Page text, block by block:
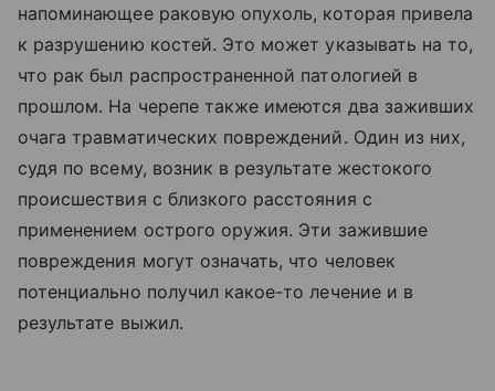
напоминающее раковую опухоль, которая привела
к разрушению костей. Это может указывать на то,
что рак был распространенной патологией в
прошлом. На черепе также имеются два заживших
очага травматических повреждений. Один из них,
судя по всему, возник в результате жестокого
происшествия с близкого расстояния с
применением острого оружия. Эти зажившие
повреждения могут означать, что человек
потенциально получил какое-то лечение и в
результате выжил.